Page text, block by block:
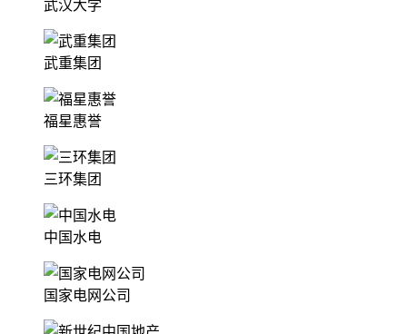
武汉大学
武重集团
福星惠誉
三环集团
中国水电
国家电网公司